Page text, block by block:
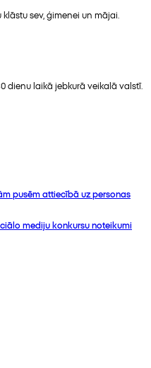
sev, ģimenei un mājai.
dienu laikā jebkurā veikalā valstī.
pusēm attiecībā uz personas
mediju konkursu noteikumi